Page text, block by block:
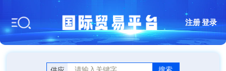
注册 |登录